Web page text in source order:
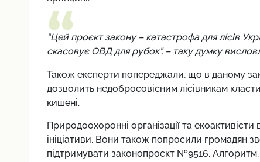
“Цей проєкт закону – катастрофа для лісів
скасовує ОВД для рубок”, – таку думку
Також експерти попереджали, що в даному
дозволить недобросовісним лісівникам
кишені.
Природоохоронні організації та
ініціативи. Вони також попросили громадян
підтримувати законопроєкт №9516.